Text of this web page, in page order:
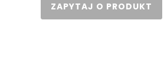
ZAPYTAJ O PRODUKT